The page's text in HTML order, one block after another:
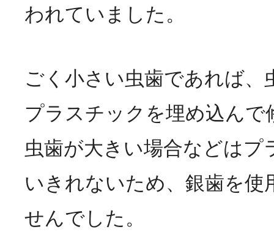
われていました。
ごく小さい虫歯であれば、
プラスチックを埋め込んで
虫歯が大きい場合などはプ
いきれないため、銀歯を使
せんでした。